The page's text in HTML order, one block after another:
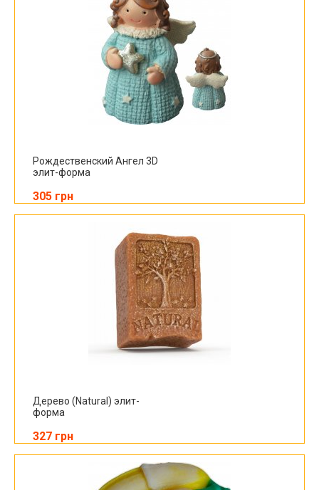
Рождественский Ангел 3D
элит-форма
305 грн
Дерево (Natural) элит-
форма
327 грн